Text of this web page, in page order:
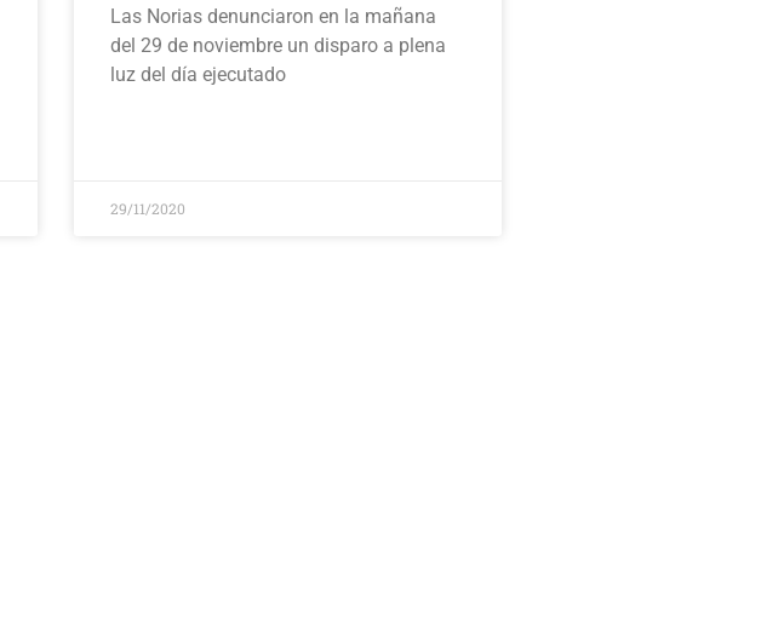
Las Norias denunciaron en la mañana
del 29 de noviembre un disparo a plena
luz del día ejecutado
29/11/2020